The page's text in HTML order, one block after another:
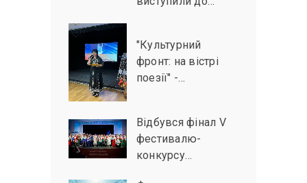
"Культурний
фронт: на вістрі
поезії" -…
Відбувся фінал V
фестивалю-
конкурсу…